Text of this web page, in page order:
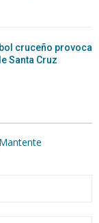
cruceño provoca
Santa Cruz